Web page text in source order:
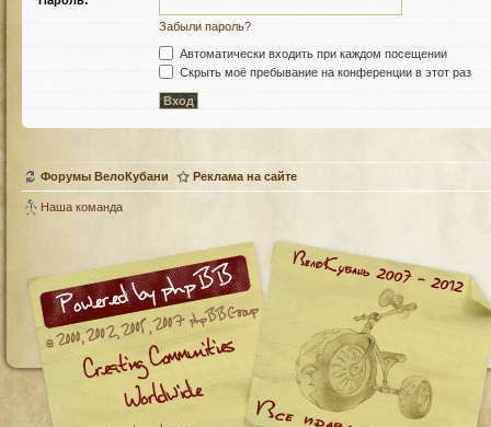
Забыли пароль?
Автоматически входить при каждом посещении
Скрыть моё пребывание на конференции в этот раз
Форумы ВелоКубани Реклама на сайте
Наша команда